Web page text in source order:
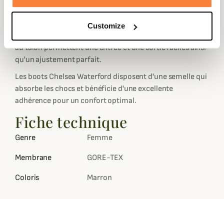
Customize
Les Boots Dubarry sont fabriquées à partir d'un cuir
véritable avec traitement hydrofuge DryFast-DrySoft ™
au talon permettent une entrée et une sortie faciles ainsi
qu'un ajustement parfait.
Les boots Chelsea Waterford disposent d'une semelle qui
absorbe les chocs et bénéficie d'une excellente
adhérence pour un confort optimal.
Fiche technique
Genre Femme
Membrane GORE-TEX
Coloris Marron